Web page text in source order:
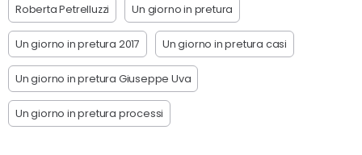
Roberta Petrelluzzi Un giorno in pretura
Un giorno in pretura 2017 Un giorno in pretura casi
Un giorno in pretura Giuseppe Uva
Un giorno in pretura processi